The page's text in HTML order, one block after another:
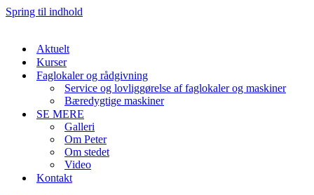
Spring til indhold
Aktuelt
Kurser
Faglokaler og rådgivning
Service og lovliggørelse af faglokaler og maskiner
Bæredygtige maskiner
SE MERE
Galleri
Om Peter
Om stedet
Video
Kontakt